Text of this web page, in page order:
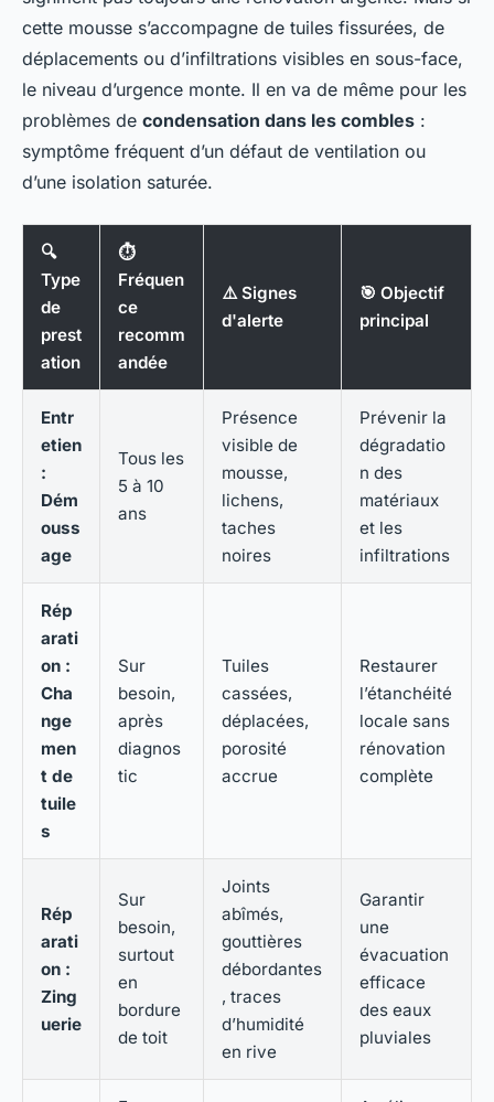
cette mousse s’accompagne de tuiles fissurées, de
déplacements ou d’infiltrations visibles en sous-face,
le niveau d’urgence monte. Il en va de même pour les
problèmes de condensation dans les combles :
symptôme fréquent d’un défaut de ventilation ou
d’une isolation saturée.
🔍
Type
de
prest
ation
⏱️
Fréquen
ce
recomm
andée
⚠️ Signes
d'alerte
🎯 Objectif
principal
Entr
etien
:
Dém
ouss
age
Tous les
5 à 10
ans
Présence
visible de
mousse,
lichens,
taches
noires
Prévenir la
dégradatio
n des
matériaux
et les
infiltrations
Rép
arati
on :
Cha
nge
men
t de
tuile
s
Sur
besoin,
après
diagnos
tic
Tuiles
cassées,
déplacées,
porosité
accrue
Restaurer
l’étanchéité
locale sans
rénovation
complète
Rép
arati
on :
Zing
uerie
Sur
besoin,
surtout
en
bordure
de toit
Joints
abîmés,
gouttières
débordantes
, traces
d’humidité
en rive
Garantir
une
évacuation
efficace
des eaux
pluviales